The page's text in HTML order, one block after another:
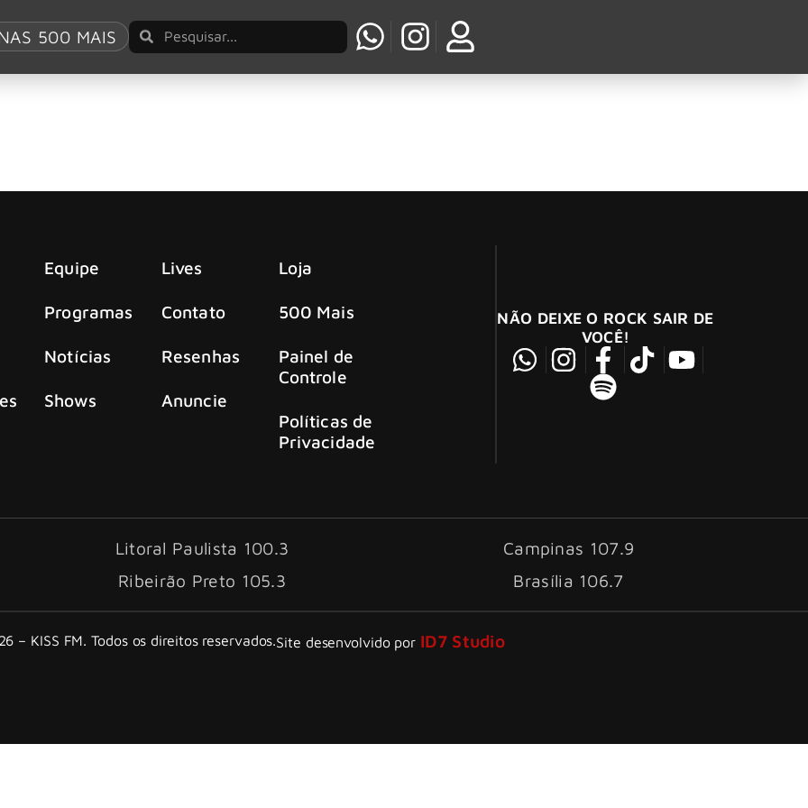
500 MAIS
Of Rock’n’Roll
Equipe
Programas
Notícias
Shows
Lives
Contato
Resenhas
Anuncie
Loja
500 Mais
Painel de
Controle
Políticas de
Privacidade
NÃO DEIXE O ROCK SAIR DE
VOCÊ!
Litoral Paulista 100.3
Campinas 107.9
Ribeirão Preto 105.3 Brasília 106.7
– KISS FM. Todos os direitos reservados.Site desenvolvido por ID7 Studio